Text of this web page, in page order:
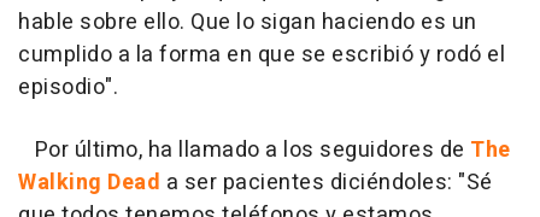
hable sobre ello. Que lo sigan haciendo es un
cumplido a la forma en que se escribió y rodó el
episodio".
Por último, ha llamado a los seguidores de The
Walking Dead a ser pacientes diciéndoles: "Sé